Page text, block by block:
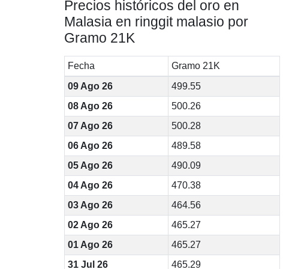
Precios históricos del oro en
Malasia en ringgit malasio por
Gramo 21K
Fecha
Gramo 21K
09 Ago 26
499.55
08 Ago 26
500.26
07 Ago 26
500.28
06 Ago 26
489.58
05 Ago 26
490.09
04 Ago 26
470.38
03 Ago 26
464.56
02 Ago 26
465.27
01 Ago 26
465.27
31 Jul 26
465.29